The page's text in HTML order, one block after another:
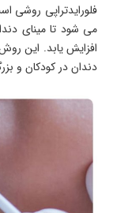
فلورایدتراپی روشی
می شود تا مینای
افزایش یابد. این
دندان در کودکان و